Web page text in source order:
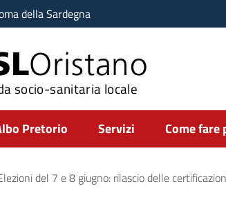
della Sardegna
Oristano
socio-sanitaria locale
Pretorio Servizi Come fare
del 7 e 8 giugno: rilascio delle